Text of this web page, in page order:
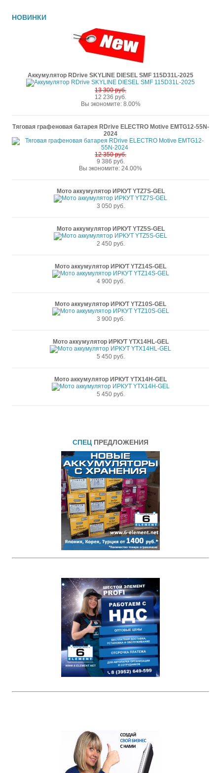
СПЕЦ ПРЕДЛОЖЕНИЯ
НОВИНКИ
Аккумулятор RDrive SKYLINE DIESEL SMF 115D31L-2025
13 300 руб.
12 236 руб.
Вы экономите: 8.00%
Тяговая графеновая батарея RDrive ELECTRO Motive EMTG12-55N-
2024
12 350 руб.
9 386 руб.
Вы экономите: 24.00%
Мото аккумулятор ИРКУТ YTZ7S-GEL
3 050 руб.
Мото аккумулятор ИРКУТ YTZ5S-GEL
2 450 руб.
Мото аккумулятор ИРКУТ YTZ14S-GEL
4 900 руб.
Мото аккумулятор ИРКУТ YTZ10S-GEL
3 900 руб.
Мото аккумулятор ИРКУТ YTX14HL-GEL
5 450 руб.
Мото аккумулятор ИРКУТ YTX14H-GEL
5 450 руб.